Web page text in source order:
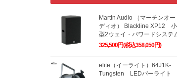
Martin Audio （マーチンオー
ディオ） Blackline XP12 小
型2ウェイ・パワードシステ
325,500円(税込358,050円)
elite（イーライト）64J1K-
Tungsten LEDパーライト